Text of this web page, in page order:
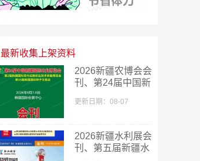
最新收集上架资料
​2026新疆农博会会
刊、第24届中国新
会刊
更新日期：08-07
2026新疆水利展会
刊、第五届新疆水